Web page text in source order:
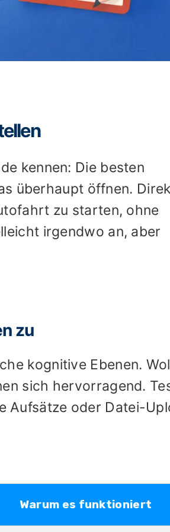
kennen: Die besten
überhaupt öffnen.
zu starten, ohne
irgendwo an, aber
zu
kognitive Ebenen.
sich hervorragend.
Aufsätze oder Datei-
Warum es funktioniert